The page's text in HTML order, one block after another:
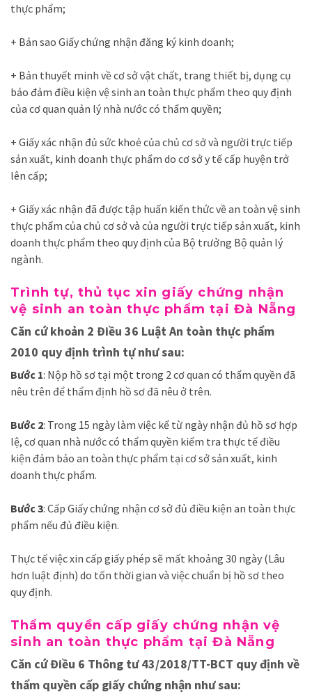
thực phẩm;
+ Bản sao Giấy chứng nhận đăng ký kinh doanh;
+ Bản thuyết minh về cơ sở vật chất, trang thiết bị, dụng cụ
bảo đảm điều kiện vệ sinh an toàn thực phẩm theo quy định
của cơ quan quản lý nhà nước có thẩm quyền;
+ Giấy xác nhận đủ sức khoẻ của chủ cơ sở và người trực tiếp
sản xuất, kinh doanh thực phẩm do cơ sở y tế cấp huyện trở
lên cấp;
+ Giấy xác nhận đã được tập huấn kiến thức về an toàn vệ sinh
thực phẩm của chủ cơ sở và của người trực tiếp sản xuất, kinh
doanh thực phẩm theo quy định của Bộ trưởng Bộ quản lý
ngành.
Trình tự, thủ tục xin giấy chứng nhận
vệ sinh an toàn thực phẩm tại Đà Nẵng
Căn cứ khoản 2 Điều 36 Luật An toàn thực phẩm
2010 quy định trình tự như sau:
Bước 1: Nộp hồ sơ tại một trong 2 cơ quan có thẩm quyền đã
nêu trên để thẩm định hồ sơ đã nêu ở trên.
Bước 2: Trong 15 ngày làm việc kể từ ngày nhận đủ hồ sơ hợp
lệ, cơ quan nhà nước có thẩm quyền kiểm tra thực tế điều
kiện đảm bảo an toàn thực phẩm tại cơ sở sản xuất, kinh
doanh thực phẩm.
Bước 3: Cấp Giấy chứng nhận cơ sở đủ điều kiện an toàn thực
phẩm nếu đủ điều kiện.
Thực tế việc xin cấp giấy phép sẽ mất khoảng 30 ngày (Lâu
hơn luật định) do tốn thời gian và việc chuẩn bị hồ sơ theo
quy định.
Thẩm quyền cấp giấy chứng nhận vệ
sinh an toàn thực phẩm tại Đà Nẵng
Căn cứ Điều 6 Thông tư 43/2018/TT-BCT quy định về
thẩm quyền cấp giấy chứng nhận như sau: